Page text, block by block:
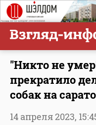
"Никто не
прекратило
собак на
14 апреля 2023,